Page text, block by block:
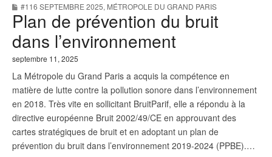
o
o
k
e
r
#116 SEPTEMBRE 2025, MÉTROPOLE DU GRAND PARIS
Plan de prévention du bruit
dans l’environnement
septembre 11, 2025
La Métropole du Grand Paris a acquis la compétence en
matière de lutte contre la pollution sonore dans l’environnement
en 2018. Très vite en sollicitant BruitParif, elle a répondu à la
directive européenne Bruit 2002/49/CE en approuvant des
cartes stratégiques de bruit et en adoptant un plan de
prévention du bruit dans l’environnement 2019-2024 (PPBE).…